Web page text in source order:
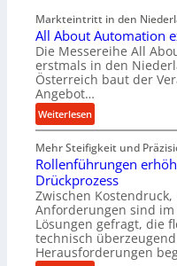
e
r
s
o
u
n
g
e
n
t
s
p
a
s
c
h
i
n
e
n
a
u
-
B
e
s
t
Markteintritt in den
All About Automation
Die Messereihe All
erstmals in den
Österreich baut der
Angebot…
Weiterlesen:
A
l
l
A
b
o
u
t
Mehr Steifigkeit und
Rollenführungen
Drückprozess
Zwischen
Anforderungen sind
Lösungen gefragt, die
technisch
Herausforderungen